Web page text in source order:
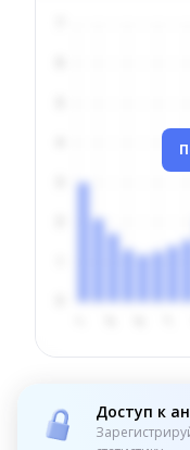
Доступ к